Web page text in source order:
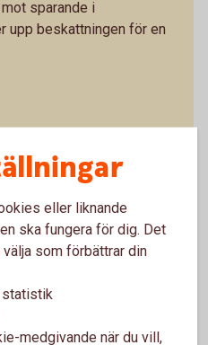
sparande i
upp beskattningen för en
ut tjänstepension? Ta
eller liknande
ska fungera för dig. Det
som förbättrar din
statistik
medgivande när du vill,